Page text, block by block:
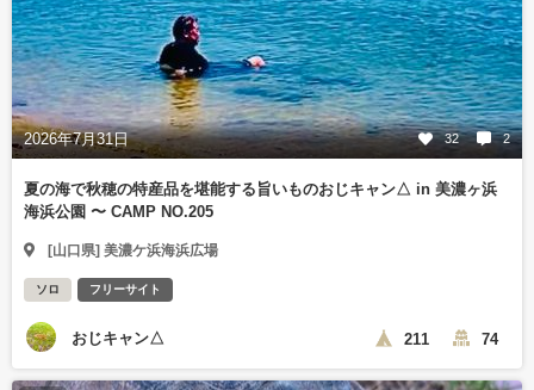
2026年7月31日 32 2
夏の海で秋穂の特産品を堪能する旨いものおじキャン△ in 美濃ヶ浜
海浜公園 〜 CAMP NO.205
[山口県] 美濃ケ浜海浜広場
ソロ フリーサイト
おじキャン△ 211 74